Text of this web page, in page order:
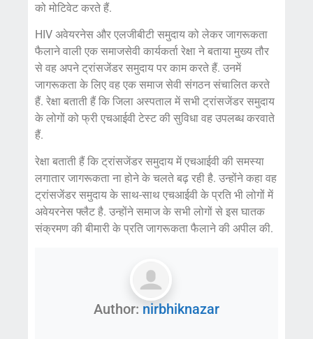
को मोटिवेट करते हैं.
HIV अवेयरनेस और एलजीबीटी समुदाय को लेकर जागरूकता
फैलाने वाली एक समाजसेवी कार्यकर्ता रेक्षा ने बताया मुख्य तौर
से वह अपने ट्रांसजेंडर समुदाय पर काम करते हैं. उनमें
जागरूकता के लिए वह एक समाज सेवी संगठन संचालित करते
हैं. रेक्षा बताती हैं कि जिला अस्पताल में सभी ट्रांसजेंडर समुदाय
के लोगों को फ्री एचआईवी टेस्ट की सुविधा वह उपलब्ध करवाते
हैं.
रेक्षा बताती हैं कि ट्रांसजेंडर समुदाय में एचआईवी की समस्या
लगातार जागरूकता ना होने के चलते बढ़ रही है. उन्होंने कहा वह
ट्रांसजेंडर समुदाय के साथ-साथ एचआईवी के प्रति भी लोगों में
अवेयरनेस फ्लैट है. उन्होंने समाज के सभी लोगों से इस घातक
संक्रमण की बीमारी के प्रति जागरूकता फैलाने की अपील की.
Author: nirbhiknazar